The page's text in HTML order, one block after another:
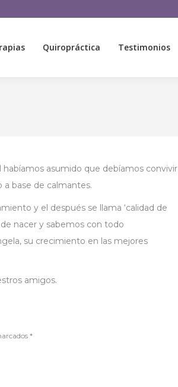
Quiropráctica Testimonios
asumido que debíamos convivir
a base de calmantes.
y el después se llama ‘calidad de
nacer y sabemos con todo
su crecimiento en las mejores
amigos.
*